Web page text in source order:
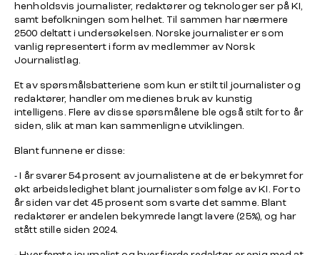
henholdsvis journalister, redaktører og teknologer ser på KI,
samt befolkningen som helhet. Til sammen har nærmere
2500 deltatt i undersøkelsen. Norske journalister er som
vanlig representert i form av medlemmer av Norsk
Journalistlag.
Et av spørsmålsbatteriene som kun er stilt til journalister og
redaktører, handler om medienes bruk av kunstig
intelligens. Flere av disse spørsmålene ble også stilt for to år
siden, slik at man kan sammenligne utviklingen.
Blant funnene er disse:
- I år svarer 54 prosent av journalistene at de er bekymret for
økt arbeidsledighet blant journalister som følge av KI. For to
år siden var det 45 prosent som svarte det samme. Blant
redaktører er andelen bekymrede langt lavere (25%), og har
stått stille siden 2024.